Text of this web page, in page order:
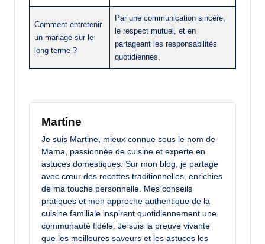
Comment entretenir
un mariage sur le
long terme ?
Par une communication sincère,
le respect mutuel, et en
partageant les responsabilités
quotidiennes.
Martine
Je suis Martine, mieux connue sous le nom de
Mama, passionnée de cuisine et experte en
astuces domestiques. Sur mon blog, je partage
avec cœur des recettes traditionnelles, enrichies
de ma touche personnelle. Mes conseils
pratiques et mon approche authentique de la
cuisine familiale inspirent quotidiennement une
communauté fidèle. Je suis la preuve vivante
que les meilleures saveurs et les astuces les